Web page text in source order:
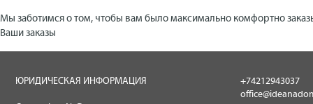
Мы заботимся о том, чтобы вам было максимально комфортно
Ваши заказы
ЮРИДИЧЕСКАЯ ИНФОРМАЦИЯ
+74212943037